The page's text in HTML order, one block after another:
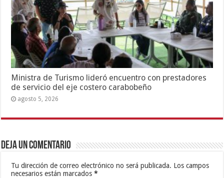
Ministra de Turismo lideró encuentro con prestadores
de servicio del eje costero carabobeño
agosto 5, 2026
Deja un comentario
Tu dirección de correo electrónico no será publicada. Los campos
necesarios están marcados*